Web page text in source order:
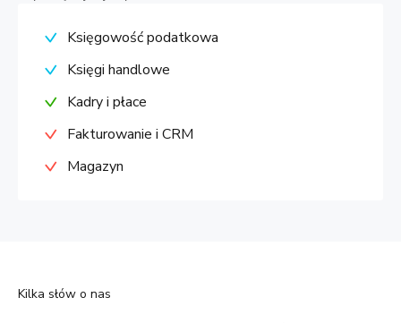
Księgowość podatkowa
Księgi handlowe
Kadry i płace
Fakturowanie i CRM
Magazyn
Kilka słów o nas